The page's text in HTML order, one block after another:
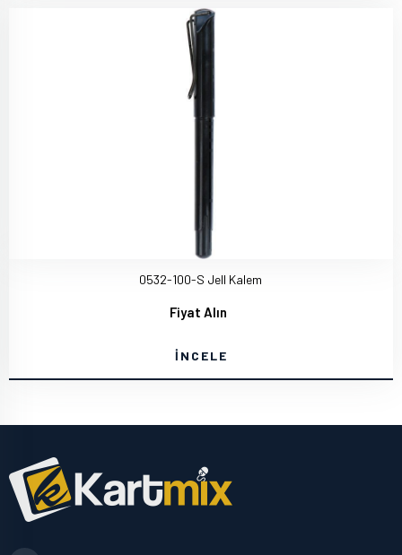
0532-100-S Jell Kalem
Fiyat Alın
İNCELE